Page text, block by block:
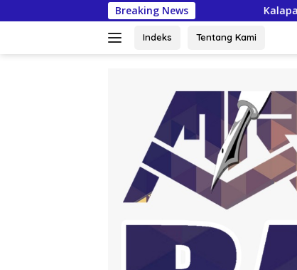
ke
Breaking News
Kalapas Kotaagung Tegaskan
Indeks Tentang Kami